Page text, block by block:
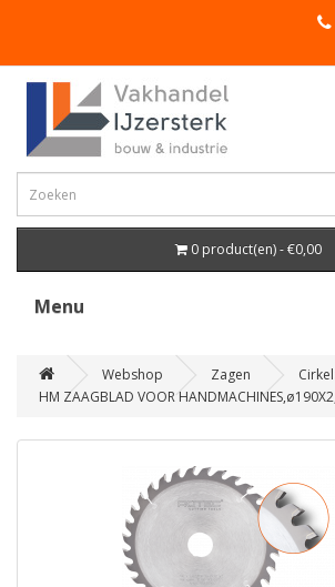
0 product(en) - €0,00
Menu
Webshop Zagen
HM ZAAGBLAD VOOR